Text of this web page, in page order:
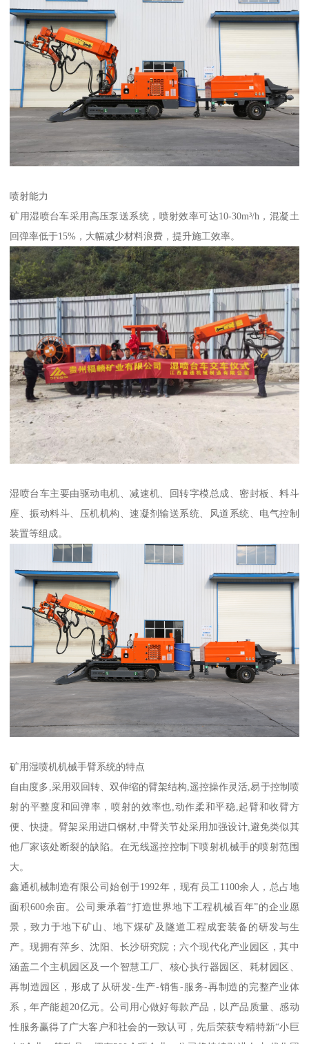
喷射能力
矿用湿喷台车采用高压泵送系统，喷射效率可达10-30m³/h，混凝土
回弹率低于15%，大幅减少材料浪费，提升施工效率。
湿喷台车主要由驱动电机、减速机、回转字模总成、密封板、料斗
座、振动料斗、压机机构、速凝剂输送系统、风道系统、电气控制
装置等组成。
矿用湿喷机机械手臂系统的特点
自由度多,采用双回转、双伸缩的臂架结构,遥控操作灵活,易于控制喷
射的平整度和回弹率，喷射的效率也,动作柔和平稳,起臂和收臂方
便、快捷。臂架采用进口钢材,中臂关节处采用加强设计,避免类似其
他厂家该处断裂的缺陷。在无线遥控控制下喷射机械手的喷射范围
大。
鑫通机械制造有限公司始创于1992年，现有员工1100余人，总占地
面积600余亩。公司秉承着“打造世界地下工程机械百年”的企业愿
景，致力于地下矿山、地下煤矿及隧道工程成套装备的研发与生
产。现拥有萍乡、沈阳、长沙研究院；六个现代化产业园区，其中
涵盖二个主机园区及一个智慧工厂、核心执行器园区、耗材园区、
再制造园区，形成了从研发-生产-销售-服务-再制造的完整产业体
系，年产能超20亿元。公司用心做好每款产品，以产品质量、感动
性服务赢得了广大客户和社会的一致认可，先后荣获专精特新“小巨